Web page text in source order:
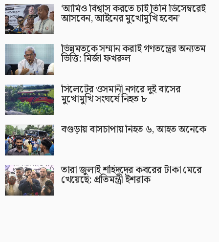
‘আমিও বিশ্বাস করতে চাই তিনি ডিসেম্বরেই
আসবেন, আইনের মুখোমুখি হবেন’
ভিন্নমতকে সম্মান করাই গণতন্ত্রের অন্যতম
ভিত্তি: মির্জা ফখরুল
সিলেটের ওসমানী নগরে দুই বাসের
মুখোমুখি সংঘর্ষে নিহত ৮
বগুড়ায় বাসচাপায় নিহত ৬, আহত অনেকে
তারা জুলাই শহিদদের কবরের টাকা মেরে
খেয়েছে: প্রতিমন্ত্রী ইশরাক